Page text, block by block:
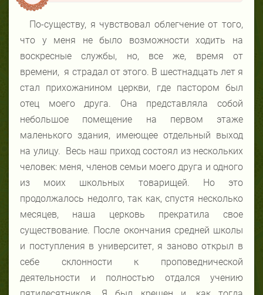
По-существу, я чувствовал облегчение от того,
что у меня не было возможности ходить на
воскресные службы, но, все же, время от
времени, я страдал от этого. В шестнадцать лет я
стал прихожанином церкви, где пастором был
отец моего друга. Она представляла собой
небольшое помещение на первом этаже
маленького здания, имеющее отдельный выход
на улицу. Весь наш приход состоял из нескольких
человек: меня, членов семьи моего друга и одного
из моих школьных товарищей. Но это
продолжалось недолго, так как, спустя несколько
месяцев, наша церковь прекратила свое
существование. После окончания средней школы
и поступления в университет, я заново открыл в
себе склонности к проповеднической
деятельности и полностью отдался учению